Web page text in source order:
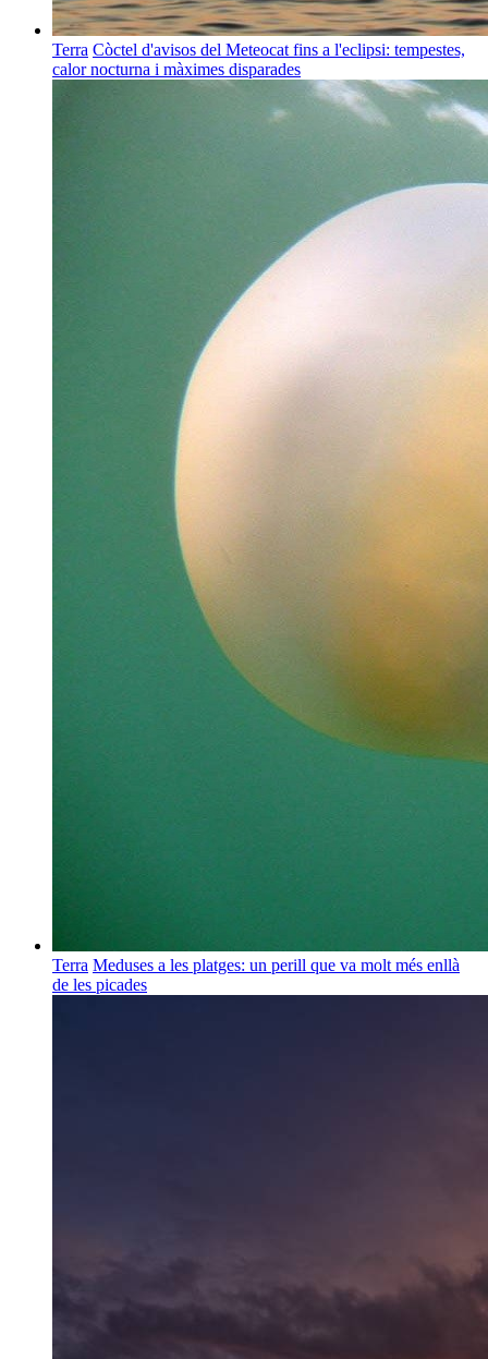
Terra Còctel d'avisos del Meteocat fins a l'eclipsi: tempestes,
calor nocturna i màximes disparades
Terra Meduses a les platges: un perill que va molt més enllà
de les picades